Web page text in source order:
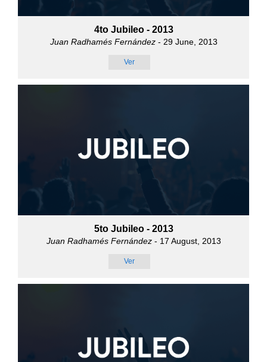
4to Jubileo - 2013
Juan Radhamés Fernández- 29 June, 2013
Ver
5to Jubileo - 2013
Juan Radhamés Fernández- 17 August, 2013
Ver